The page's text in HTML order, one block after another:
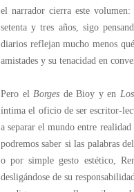
el narrador cierra este
setenta y tres años, sigo
diarios reflejan mucho menos
amistades y su tenacidad en
Pero el Borges de Bioy y en
íntima el oficio de ser escritor-
a separar el mundo entre
podremos saber si las palabras del
o por simple gesto estético,
desligándose de su